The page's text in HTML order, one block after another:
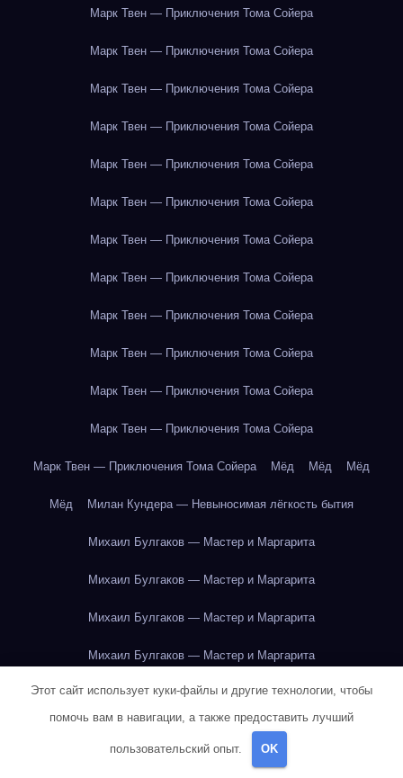
Марк Твен — Приключения Тома Сойера
Марк Твен — Приключения Тома Сойера
Марк Твен — Приключения Тома Сойера
Марк Твен — Приключения Тома Сойера
Марк Твен — Приключения Тома Сойера
Марк Твен — Приключения Тома Сойера
Марк Твен — Приключения Тома Сойера
Марк Твен — Приключения Тома Сойера
Марк Твен — Приключения Тома Сойера
Марк Твен — Приключения Тома Сойера
Марк Твен — Приключения Тома Сойера
Марк Твен — Приключения Тома Сойера
Марк Твен — Приключения Тома Сойера Мёд Мёд Мёд
Мёд Милан Кундера — Невыносимая лёгкость бытия
Михаил Булгаков — Мастер и Маргарита
Михаил Булгаков — Мастер и Маргарита
Михаил Булгаков — Мастер и Маргарита
Михаил Булгаков — Мастер и Маргарита
Михаил Булгаков — Мастер и Маргарита
Михаил Булгаков — Мастер и Маргарита
Михаил Булгаков — Мастер и Маргарита
Этот сайт использует куки-файлы и другие технологии, чтобы
помочь вам в навигации, а также предоставить лучший
пользовательский опыт. OK